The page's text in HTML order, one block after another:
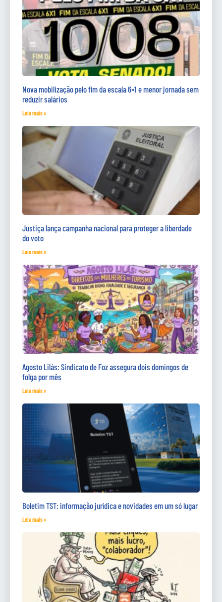
Nova mobilização pelo fim da escala 6×1 e menor jornada sem
reduzir salários
Leia mais »
Justiça lança campanha nacional para proteger a liberdade
do voto
Leia mais »
Agosto Lilás: Sindicato de Foz assegura dois domingos de
folga por mês
Leia mais »
Boletim TST: informação jurídica e novidades em um só lugar
Leia mais »